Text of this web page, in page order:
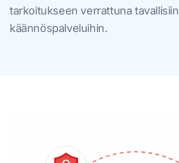
tarkoitukseen verrattuna tavallisiin
käännöspalveluihin.